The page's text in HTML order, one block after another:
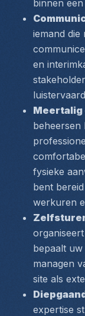
binnen
iemand die
en
Meertalig
beheersen
fysieke
bent
werkuren
bepaalt
managen
site als
expertise